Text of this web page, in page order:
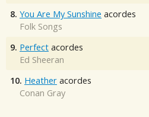
8. You Are My Sunshine acordes
Folk Songs
9. Perfect acordes
Ed Sheeran
10. Heather acordes
Conan Gray